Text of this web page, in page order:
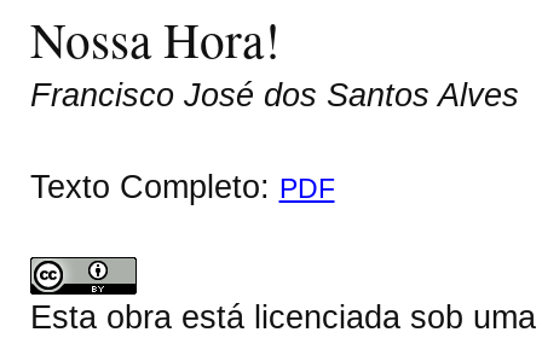
Nossa Hora!
Francisco José dos Santos Alves
Texto Completo: PDF
Esta obra está licenciada sob